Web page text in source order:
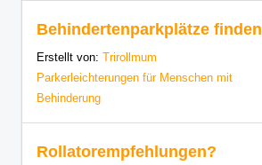
Behindertenparkplätze finden
Erstellt von: Trirollmum
Parkerleichterungen für Menschen mit
Behinderung
Rollatorempfehlungen?